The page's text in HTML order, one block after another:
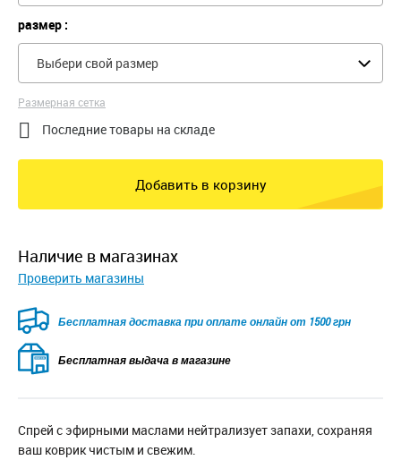
размер :
Выбери свой размер
Размерная сетка
 Последние товары на складе
Добавить в корзину
наличие в магазинах
Проверить магазины
Безкоштовна доставка для замовлень від 2500 грн при
оплаті онлайн
Бесплатная выдача в магазине
Спрей с эфирными маслами нейтрализует запахи, сохраняя
ваш коврик чистым и свежим.